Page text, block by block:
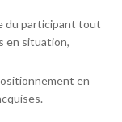
du participant tout
en situation,
en